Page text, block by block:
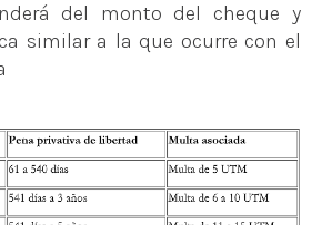
del monto del cheque y
similar a la que ocurre con el